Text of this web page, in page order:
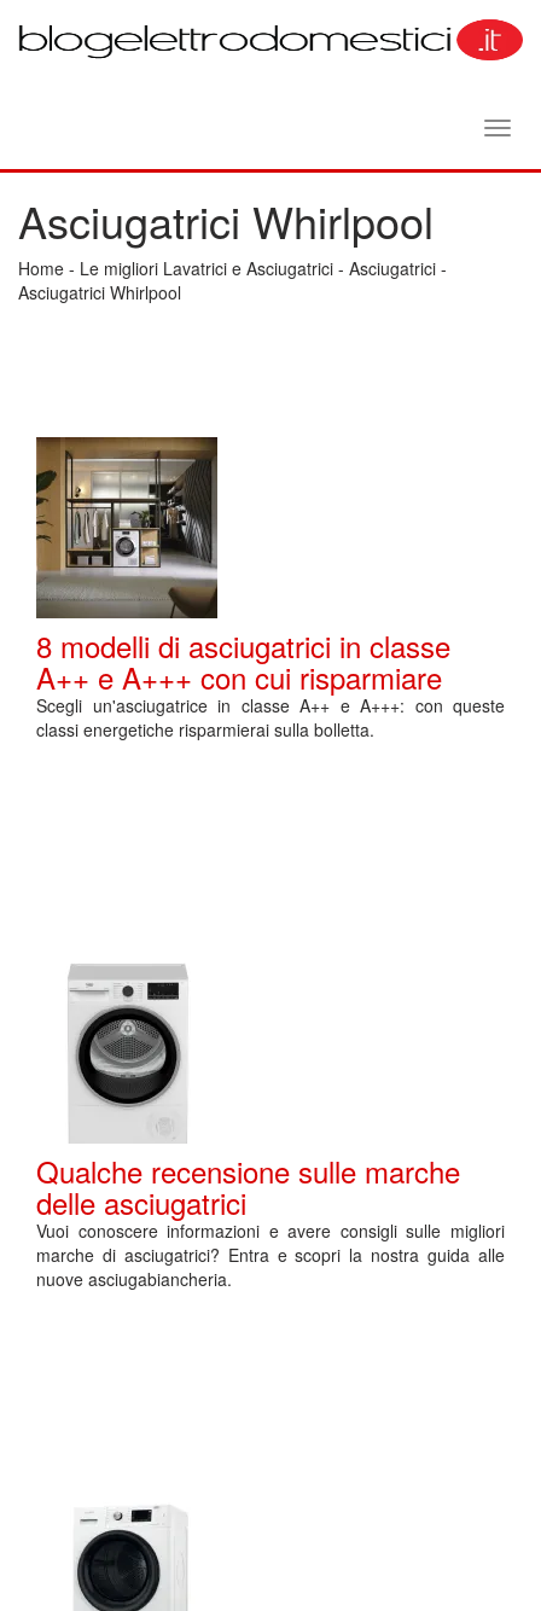
Asciugatrici Whirlpool
Home - Le migliori Lavatrici e Asciugatrici - Asciugatrici -
Asciugatrici Whirlpool
8 modelli di asciugatrici in classe
A++ e A+++ con cui risparmiare
Scegli un'asciugatrice in classe A++ e A+++: con queste
classi energetiche risparmierai sulla bolletta.
Qualche recensione sulle marche
delle asciugatrici
Vuoi conoscere informazioni e avere consigli sulle migliori
marche di asciugatrici? Entra e scopri la nostra guida alle
nuove asciugabiancheria.